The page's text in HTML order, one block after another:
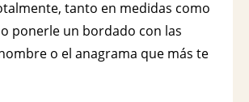
tanto en medidas como
ponerle un bordado con las
o el anagrama que más te